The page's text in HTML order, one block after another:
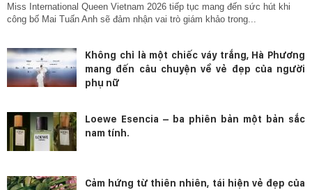
Miss International Queen Vietnam 2026 tiếp tục mang đến sức hút khi
công bố Mai Tuấn Anh sẽ đảm nhận vai trò giám khảo trong...
Không chỉ là một chiếc váy trắng, Hà Phương
mang đến câu chuyện về vẻ đẹp của người
phụ nữ
Loewe Esencia – ba phiên bản một bản sắc
nam tính.
Cảm hứng từ thiên nhiên, tái hiện vẻ đẹp của